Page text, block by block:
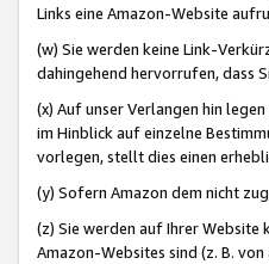
Links eine Amazon-Website
(w) Sie werden keine Link-
dahingehend hervorrufen, dass
(x) Auf unser Verlangen hin
im Hinblick auf einzelne
vorlegen, stellt dies einen
(y) Sofern Amazon dem nicht
(z) Sie werden auf Ihrer
Amazon-Websites sind (z. B.